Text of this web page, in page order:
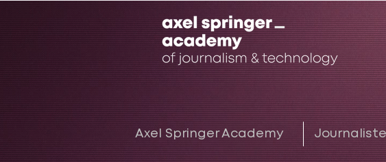
Axel Springer Academy